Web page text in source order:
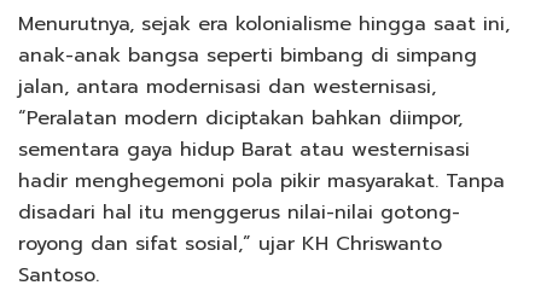
Menurutnya, sejak era kolonialisme hingga saat ini,
anak-anak bangsa seperti bimbang di simpang
jalan, antara modernisasi dan westernisasi,
“Peralatan modern diciptakan bahkan diimpor,
sementara gaya hidup Barat atau westernisasi
hadir menghegemoni pola pikir masyarakat. Tanpa
disadari hal itu menggerus nilai-nilai gotong-
royong dan sifat sosial,” ujar KH Chriswanto
Santoso.